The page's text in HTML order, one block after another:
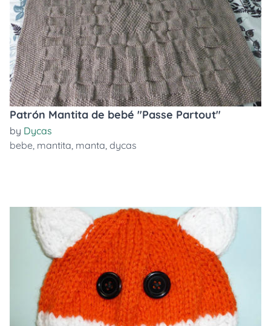
Patrón Mantita de bebé "Passe Partout"
by Dycas
bebe, mantita, manta, dycas